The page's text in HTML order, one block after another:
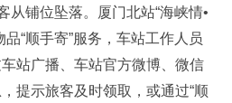
从铺位坠落。厦门北站“海峡情•
“顺手寄”服务，车站工作人员
站广播、车站官方微博、微信
提示旅客及时领取，或通过“顺